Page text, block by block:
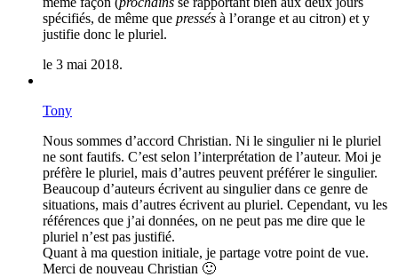
spécifiés, de même que pressés à l’orange et au citron) et y
justifie donc le pluriel.
le 3 mai 2018.
Tony
Nous sommes d’accord Christian. Ni le singulier ni le pluriel
ne sont fautifs. C’est selon l’interprétation de l’auteur. Moi je
préfère le pluriel, mais d’autres peuvent préférer le singulier.
Beaucoup d’auteurs écrivent au singulier dans ce genre de
situations, mais d’autres écrivent au pluriel. Cependant, vu les
références que j’ai données, on ne peut pas me dire que le
pluriel n’est pas justifié.
Quant à ma question initiale, je partage votre point de vue.
Merci de nouveau Christian 🙂